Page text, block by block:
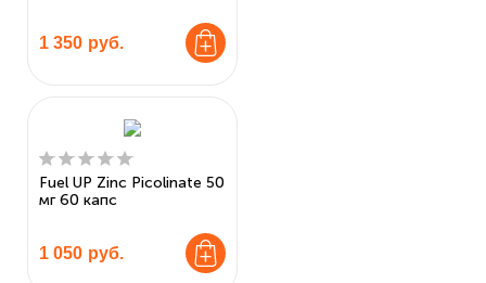
1 350 руб.
Fuel UP Zinc Picolinate 50
мг 60 капс
1 050 руб.